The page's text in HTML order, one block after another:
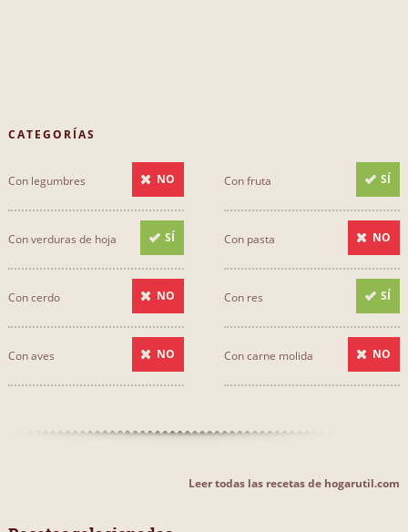
CATEGORÍAS
Con fruta SÍ
Con legumbres NO
Con pasta NO
Con verduras de hoja SÍ
Con res SÍ
Con cerdo NO
Con carne molida NO
Con aves NO
Leer todas las recetas de hogarutil.com